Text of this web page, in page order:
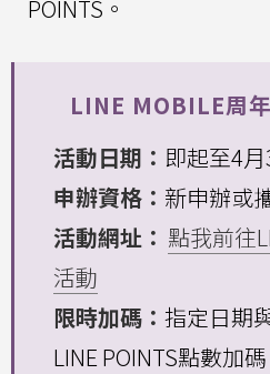
POINTS。
LINE MOBILE周
活動日期： 即起至4
申辦資格： 新申辦或
活動網址： 點我前往
活動
限時加碼： 指定日期
LINE POINTS點數加碼